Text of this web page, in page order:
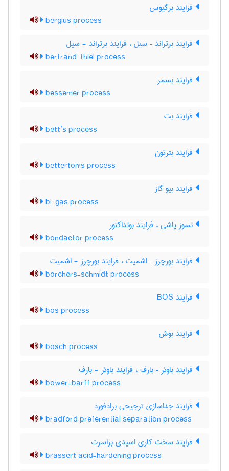
فرایند برگیوس
bergius process
فرایند برتراند – سیل ، فرایند برتراند - سیل
bertrand-thiel process
فرایند بسمر
bessemer process
فرایند بت
bett’s process
فرایند بترتون
betterton's process
فرایند بیو گاز
bi-gas process
نسوز پاشی ، فرایند بونداکتور
bondactor process
فرایند بورچرز – اشمیت ، فرایند بورچرز - اشمیت
borchers-schmidt process
فرایند BOS
bos process
فرایند بوش
bosch process
فرایند باوئر – بارف ، فرایند باوئر - بارف
bower-barff process
فرایند جداسازی ترجیحی برادفورد
bradford preferential separation process
فرایند سخت کاری اسیدی براسرت
brassert acid-hardening process